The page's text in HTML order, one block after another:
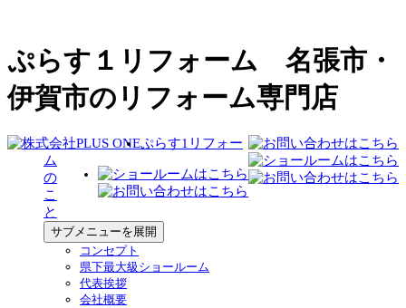
ぷらす１リフォーム 名張市・
伊賀市のリフォーム専門店
ぷらす1リフォー
ム
の
こ
と
サブメニューを展開
コンセプト
県下最大級ショールーム
代表挨拶
会社概要